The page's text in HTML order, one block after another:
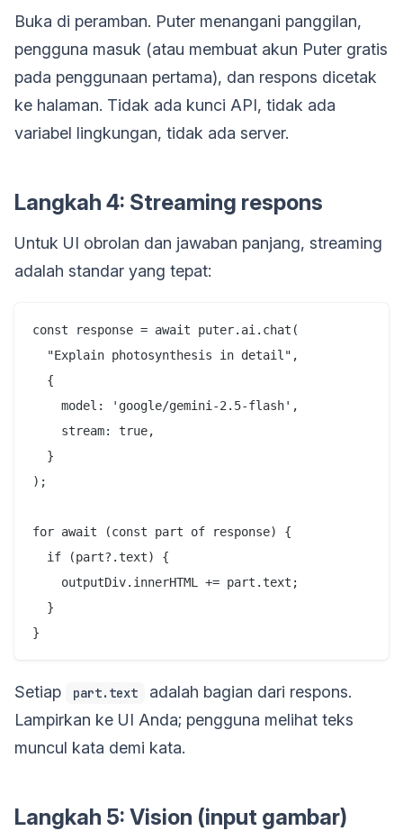
Buka di peramban. Puter menangani panggilan,
pengguna masuk (atau membuat akun Puter gratis
pada penggunaan pertama), dan respons dicetak
ke halaman. Tidak ada kunci API, tidak ada
variabel lingkungan, tidak ada server.
Langkah 4: Streaming respons
Untuk UI obrolan dan jawaban panjang, streaming
adalah standar yang tepat:
const response = await puter.ai.chat(
  "Explain photosynthesis in detail",
  {
    model: 'google/gemini-2.5-flash',
    stream: true,
  }
);
for await (const part of response) {
  if (part?.text) {
    outputDiv.innerHTML += part.text;
  }
Setiap part.text
adalah bagian dari respons.
Lampirkan ke UI Anda; pengguna melihat teks
muncul kata demi kata.
Langkah 5: Vision (input gambar)